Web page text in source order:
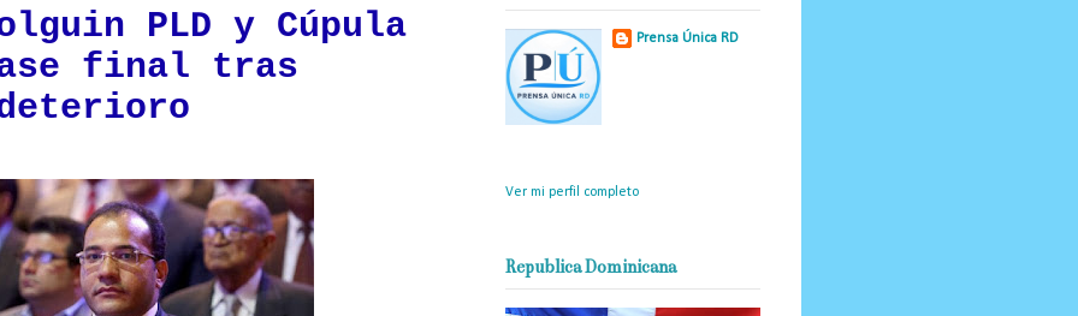
PLD y Cúpula
final tras
Prensa Única RD
Ver mi perfil completo
Republica Dominicana